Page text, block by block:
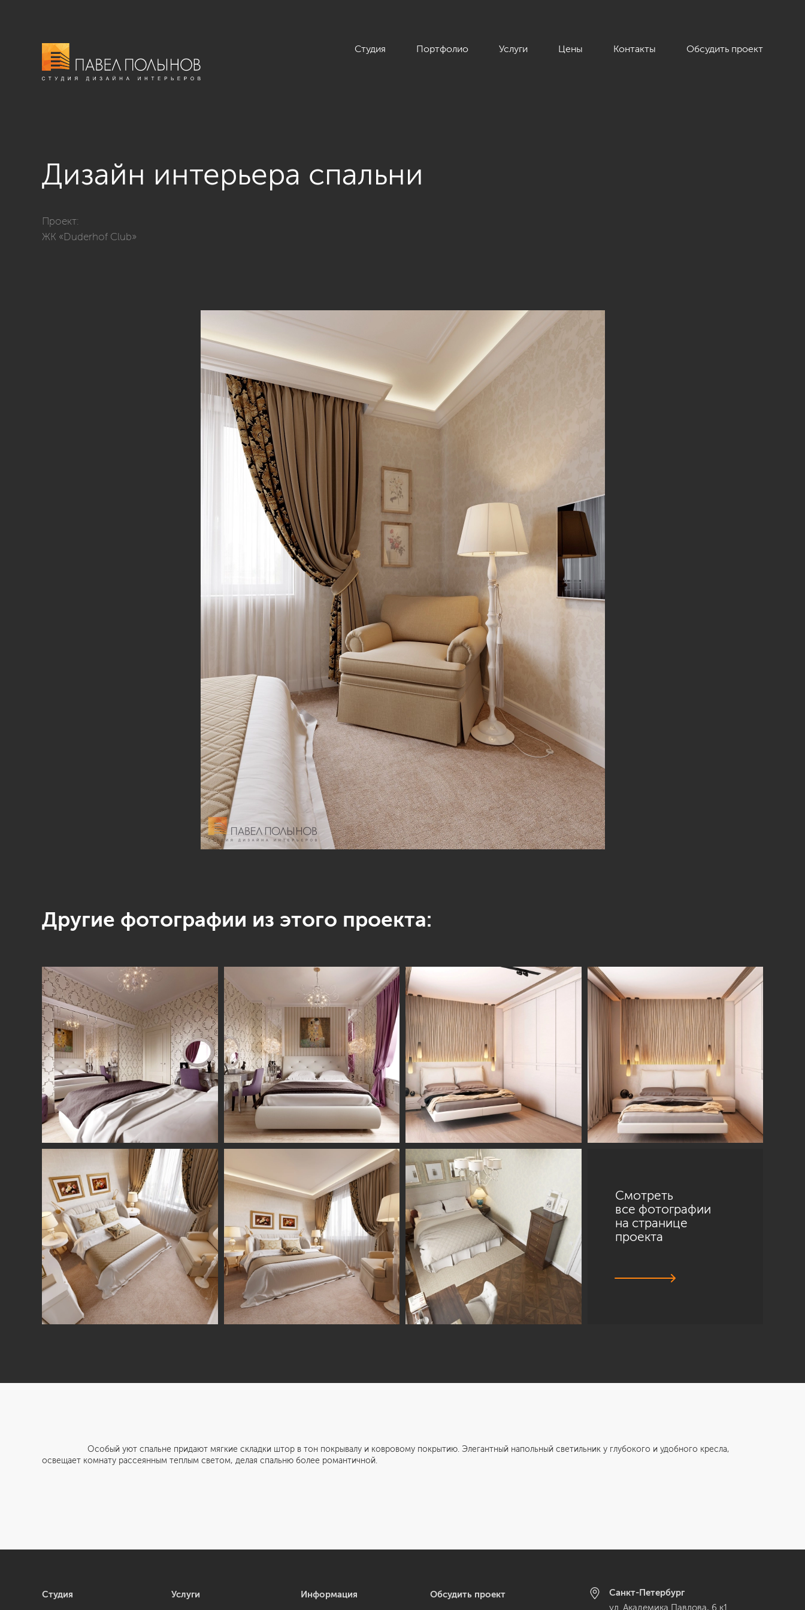
Студия Портфолио Услуги Цены Контакты Обсудить проект
Дизайн интерьера спальни
Проект:
ЖК «Duderhof Club»
Другие фотографии из этого проекта:
Смотреть
все фотографии
на странице
проекта
Особый уют спальне придают мягкие складки штор в тон покрывалу и ковровому покрытию. Элегантный напольный светильник у глубокого и удобного кресла,
освещает комнату рассеянным теплым светом, делая спальню более романтичной.
Студия Услуги Информация Обсудить проект
Санкт-Петербург
ул. Академика Павлова, 6 к1